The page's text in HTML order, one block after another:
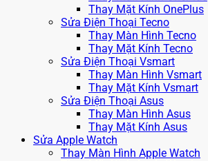
Thay Mặt Kính OnePlus
Sửa Điện Thoại Tecno
Thay Màn Hình Tecno
Thay Mặt Kính Tecno
Sửa Điện Thoại Vsmart
Thay Màn Hình Vsmart
Thay Mặt Kính Vsmart
Sửa Điện Thoại Asus
Thay Màn Hình Asus
Thay Mặt Kính Asus
Sửa Apple Watch
Thay Màn Hình Apple Watch